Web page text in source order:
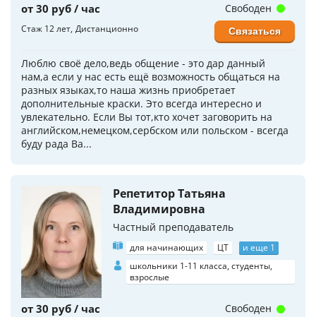
от 30 руб / час
Стаж 12 лет Дистанционно
Люблю своё дело,ведь общение - это дар данный
нам,а если у нас есть ещё возможность общаться на
разных языках,то наша жизнь приобретает
дополнительные краски. Это всегда интересно и
увлекательно. Если Вы тот,кто хочет заговорить на
английском,немецком,сербском или польском - всегда
буду рада Ва...
Свободен
Связаться
Репетитор Татьяна
Владимировна
Частный преподаватель
для начинающих ЦТ
и еще 1
школьники 1-11 класса, студенты,
взрослые
от 30 руб / час Свободен